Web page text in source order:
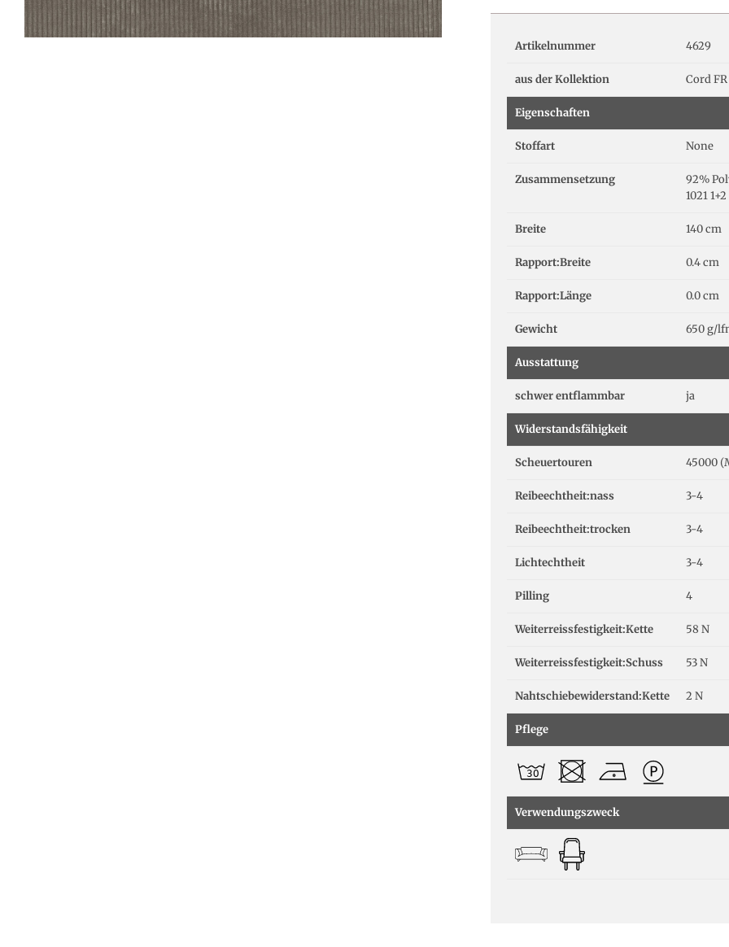
Artikelnummer 4629
aus der Kollektion Cord FR
Eigenschaften
Stoffart None
Zusammensetzung
92%
1021 1+2
Breite 140 cm
Rapport:Breite 0.4 cm
Rapport:Länge 0.0 cm
Gewicht 650 g/
Ausstattung
schwer entflammbar ja
Widerstandsfähigkeit
Scheuertouren 45000
Reibeechtheit:nass 3-4
Reibeechtheit:trocken 3-4
Lichtechtheit 3-4
Pilling 4
Weiterreissfestigkeit:Kette 58 N
Weiterreissfestigkeit:Schuss 53 N
Nahtschiebewiderstand:Kette 2 N
Pflege
Verwendungszweck